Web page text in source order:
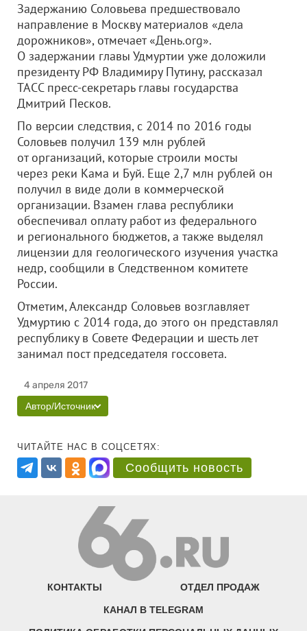
Задержанию Соловьева предшествовало
направление в Москву материалов «дела
дорожников», отмечает «День.org».
О задержании главы Удмуртии уже доложили
президенту РФ Владимиру Путину, рассказал
ТАСС пресс-секретарь главы государства
Дмитрий Песков.
По версии следствия, с 2014 по 2016 годы
Соловьев получил 139 млн рублей
от организаций, которые строили мосты
через реки Кама и Буй. Еще 2,7 млн рублей он
получил в виде доли в коммерческой
организации. Взамен глава республики
обеспечивал оплату работ из федерального
и регионального бюджетов, а также выделял
лицензии для геологического изучения участка
недр, сообщили в Следственном комитете
России.
Отметим, Александр Соловьев возглавляет
Удмуртию с 2014 года, до этого он представлял
республику в Совете Федерации и шесть лет
занимал пост председателя госсовета.
4 апреля 2017
Автор/Источник
ЧИТАЙТЕ НАС В СОЦСЕТЯХ:
Сообщить новость
КОНТАКТЫ ОТДЕЛ ПРОДАЖ
КАНАЛ В TELEGRAM